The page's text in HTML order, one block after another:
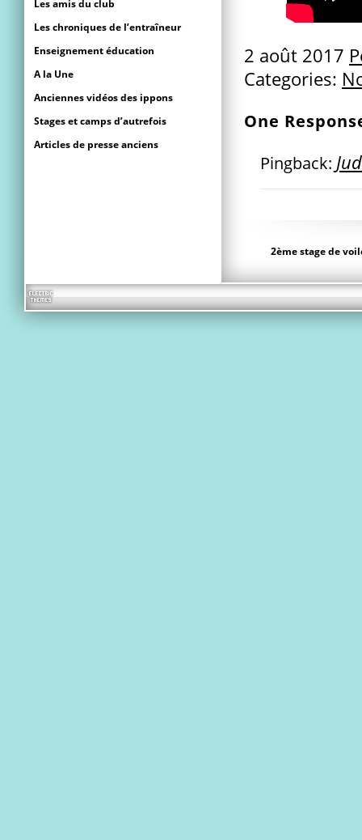
2 août 2017
Categories:
One
Pingback:
2ème stage de
Les amis du club
Les chroniques de l’entraîneur
Enseignement éducation
A la Une
Anciennes vidéos des ippons
Stages et camps d’autrefois
Articles de presse anciens